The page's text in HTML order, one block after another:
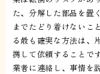
た、分解した部品を置
までたどり着けないこ
る最も確実な方法は、
携して依頼することで
業者に連絡し、事情を